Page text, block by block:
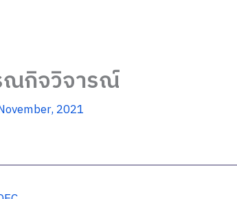
กิจวิจารณ์
2021